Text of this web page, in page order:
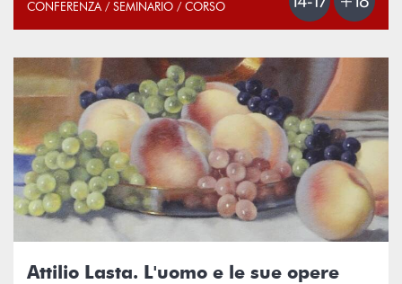
CONFERENZA / SEMINARIO / CORSO
Attilio Lasta. L'uomo e le sue opere